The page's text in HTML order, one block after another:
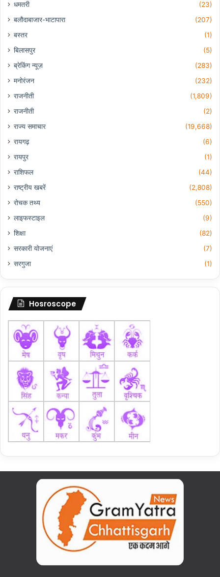
धमतरी
(23)
बलौदाबाजार-भाटापारा
(207)
बस्तर
(1)
बिलासपुर
(5)
ब्रेकिंग न्यूज़
(283)
मनोरंजन
(232)
राजनीती
(1,809)
राजनीती
(2)
राज्य समाचार
(19,668)
रायगढ़
(6)
रायपुर
(1)
राशिफल
(44)
राष्ट्रीय खबरें
(2,808)
रोचक तथ्य
(550)
लाइफस्टाइल
(9)
शिक्षा
(82)
सरकारी योजनाएं
(7)
सरगुजा
(1)
Hosroscope